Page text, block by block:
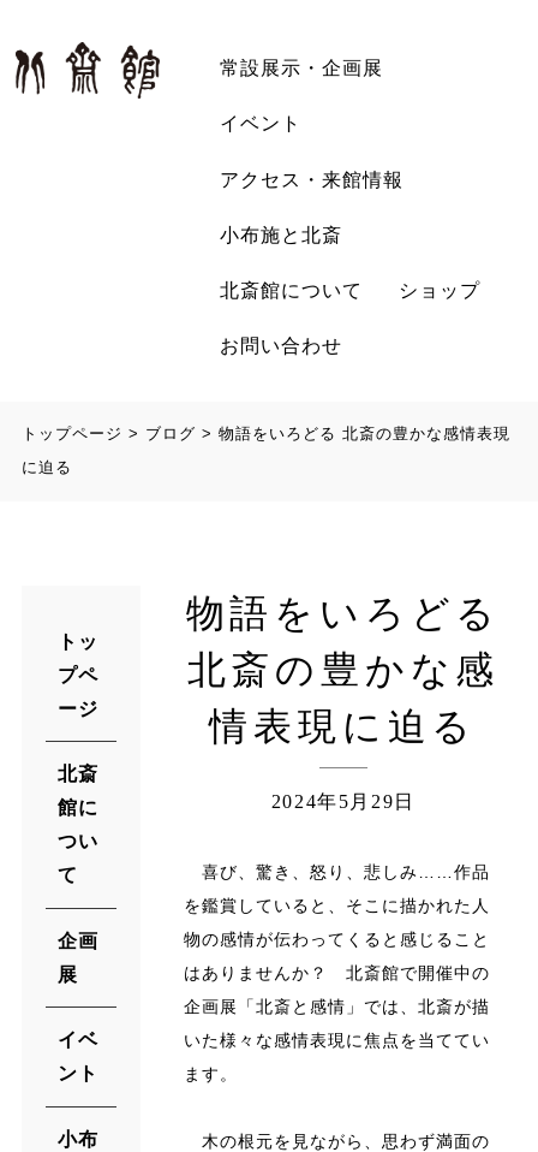
常設展示・企画展
イベント
アクセス・来館情報
小布施と北斎
北斎館について ショップ
お問い合わせ
トップページ > ブログ > 物語をいろどる 北斎の豊かな感情表現
に迫る
物語をいろどる
北斎の豊かな感
情表現に迫る
2024年5月29日
喜び、驚き、怒り、悲しみ……作品
を鑑賞していると、そこに描かれた人
物の感情が伝わってくると感じること
はありませんか？ 北斎館で開催中の
企画展「北斎と感情」では、北斎が描
いた様々な感情表現に焦点を当ててい
ます。
木の根元を見ながら、思わず満面の
トッ
プペ
ージ
北斎
館に
つい
て
企画
展
イベ
ント
小布